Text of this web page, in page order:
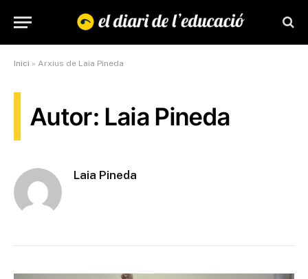
Inici » Arxius de Laia Pineda
Autor: Laia Pineda
Laia Pineda